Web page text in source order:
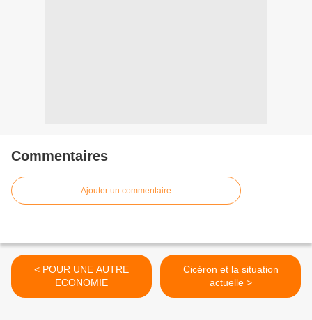
Commentaires
Ajouter un commentaire
< POUR UNE AUTRE
ECONOMIE
Cicéron et la situation
actuelle >